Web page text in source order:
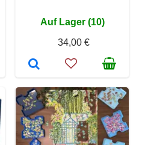
Auf Lager (10)
34,00 €